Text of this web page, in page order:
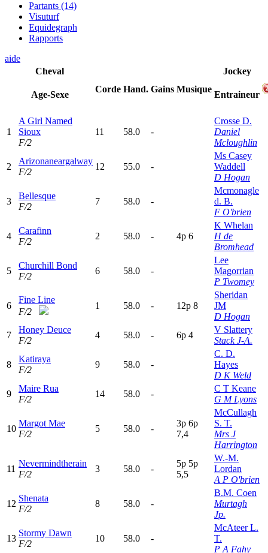
Partants (14)
Visuturf
Equidegraph
Rapports
aide
Cheval
Age-Sexe
Corde Hand. Gains Musique
Jockey
Entraineur
1
A Girl Named
Sioux
F/2
11 58.0 -
Crosse D.
Daniel
Mcloughlin
2
Arizonaneargalway
F/2
12 55.0 -
Ms Casey
Waddell
D Hogan
3
Bellesque
F/2
7 58.0 -
Mcmonagle
d. B.
F O'brien
4
Carafinn
F/2
2 58.0 - 4p 6
K Whelan
H de
Bromhead
5
Churchill Bond
F/2
6 58.0 -
Lee
Magorrian
P Twomey
6
Fine Line
F/2
1 58.0 - 12p 8
Sheridan
JM
D Hogan
7
Honey Deuce
F/2
4 58.0 - 6p 4
V Slattery
Stack J-A.
8
Katiraya
F/2
9 58.0 -
C. D.
Hayes
D K Weld
9
Maire Rua
F/2
14 58.0 -
C T Keane
G M Lyons
10
Margot Mae
F/2
5 58.0 -
3p 6p
7,4
McCullagh
S. T.
Mrs J
Harrington
11
Nevermindtherain
F/2
3 58.0 -
5p 5p
5,5
W.-M.
Lordan
A P O'brien
12
Shenata
F/2
8 58.0 -
B.M. Coen
Murtagh
Jp.
13
Stormy Dawn
F/2
10 58.0 -
McAteer L.
T.
P A Fahy